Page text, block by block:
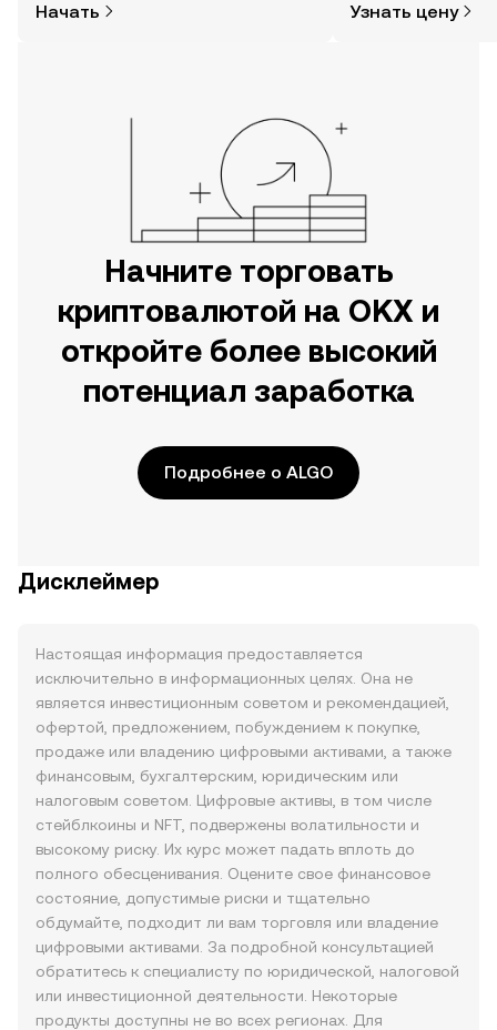
так сложно. Начните исследовать
Начать
настроениях в
Узнать цену
Начните торговать
криптовалютой на OKX и
откройте более высокий
потенциал заработка
Подробнее о ALGO
Дисклеймер
Настоящая информация предоставляется
исключительно в информационных целях. Она не
является инвестиционным советом и рекомендацией,
офертой, предложением, побуждением к покупке,
продаже или владению цифровыми активами, а также
финансовым, бухгалтерским, юридическим или
налоговым советом. Цифровые активы, в том числе
стейблкоины и NFT, подвержены волатильности и
высокому риску. Их курс может падать вплоть до
полного обесценивания. Оцените свое финансовое
состояние, допустимые риски и тщательно
обдумайте, подходит ли вам торговля или владение
цифровыми активами. За подробной консультацией
обратитесь к специалисту по юридической, налоговой
или инвестиционной деятельности. Некоторые
продукты доступны не во всех регионах. Для